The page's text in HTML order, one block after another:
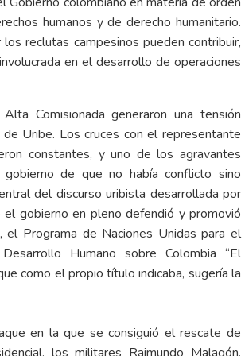
humanos y de derecho humanitario.
reclutas campesinos pueden contribuir,
en el desarrollo de operaciones
Comisionada generaron una tensión
Uribe. Los cruces con el representante
constantes, y uno de los agravantes
de que no había conflicto sino
del discurso uribista desarrollada por
gobierno en pleno defendió y promovió
Programa de Naciones Unidas para el
Humano sobre Colombia “El
como el propio título indicaba, sugería la
en la que se consiguió el rescate de